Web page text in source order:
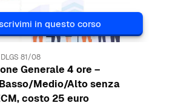
in questo corso
corso
81/08
Generale 4 ore –
Medio/Alto senza
costo 25 euro